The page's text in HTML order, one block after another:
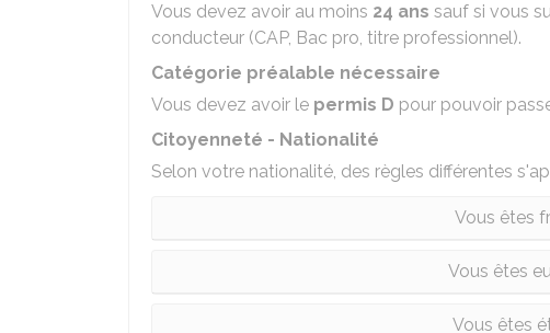
Vous devez avoir au moins 24 ans sauf si vous
conducteur (CAP, Bac pro, titre professionnel).
Catégorie préalable nécessaire
Vous devez avoir le permis D pour pouvoir
Citoyenneté - Nationalité
Selon votre nationalité, des règles différentes
Vous êtes
Vous êtes
Vous êtes